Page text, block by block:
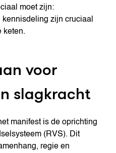
moet zijn:
zijn cruciaal
keten.
voor
slagkracht
manifest is de oprichting
(RVS). Dit
regie en